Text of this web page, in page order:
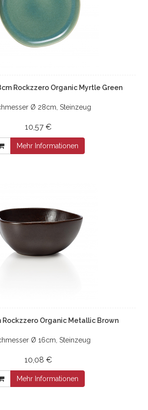
Rockzzero Organic Myrtle Green
Ø 28cm, Steinzeug
10,57 €
Mehr Informationen
Rockzzero Organic Metallic Brown
Ø 16cm, Steinzeug
10,08 €
Mehr Informationen